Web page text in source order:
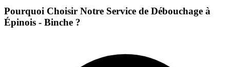
Pourquoi Choisir Notre Service de Débouchage à
Épinois - Binche ?